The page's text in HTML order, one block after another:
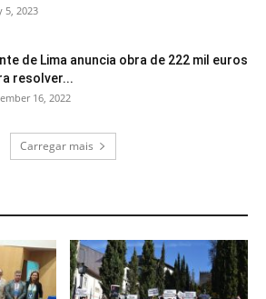
5, 2023
de Lima anuncia obra de 222 mil euros
resolver...
16, 2022
Carregar mais